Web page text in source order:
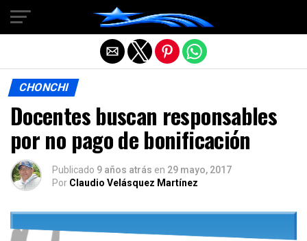
CHONCHI
Docentes buscan responsables
por no pago de bonificación
Publicado 9 años atrás en 29 mayo, 2017
Por Claudio Velásquez Martínez
Salir de la versión móvil